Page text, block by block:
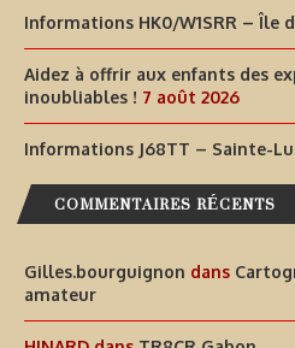
Informations HK0/W1SRR – Île
Aidez à offrir aux enfants des
inoubliables ! 7 août 2026
Informations J68TT – Sainte-
COMMENTAIRES RÉCENTS
Gilles.bourguignon dans
amateur